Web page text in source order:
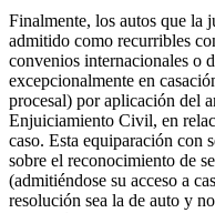
Finalmente, los autos que la
admitido como recurribles
convenios internacionales o
excepcionalmente en
procesal) por aplicación del
Enjuiciamiento Civil, en
caso. Esta equiparación con
sobre el reconocimiento de
(admitiéndose su acceso a
resolución sea la de auto y